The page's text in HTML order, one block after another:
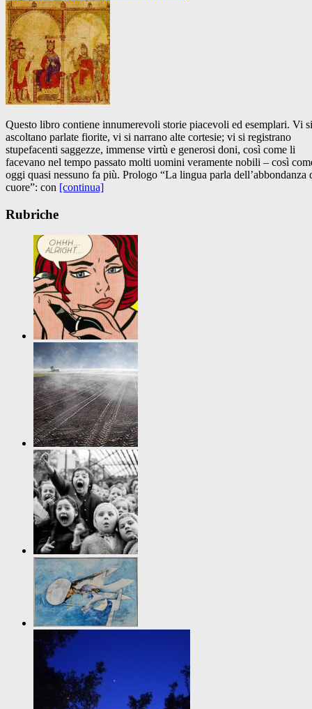
Questo libro contiene innumerevoli storie piacevoli ed esemplari. Vi si
ascoltano parlate fiorite, vi si narrano alte cortesie; vi si registrano
stupefacenti saggezze, immense virtù e generosi doni, così come li
facevano nel tempo passato molti uomini veramente nobili – così
oggi quasi nessuno fa più. Prologo “La lingua parla dell’abbondanza
cuore”: con [continua]
Rubriche